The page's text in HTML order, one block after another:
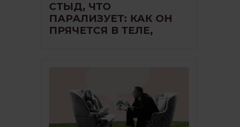
СТЫД, ЧТО
ПАРАЛИЗУЕТ: КАК ОН
ПРЯЧЕТСЯ В ТЕЛЕ,